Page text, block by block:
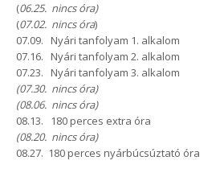
(06.25. nincs óra)
(07.02. nincs óra)
07.09. Nyári tanfolyam 1. alkalom
07.16. Nyári tanfolyam 2. alkalom
07.23. Nyári tanfolyam 3. alkalom
(07.30. nincs óra)
(08.06. nincs óra)
08.13. 180 perces extra óra
(08.20. nincs óra)
08.27. 180 perces nyárbúcsúztató óra